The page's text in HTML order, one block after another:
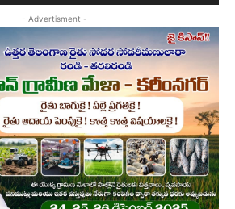
- Advertisment -